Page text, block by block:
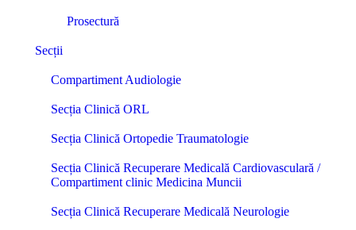
Prosectură
Secții
Compartiment Audiologie
Secția Clinică ORL
Secția Clinică Ortopedie Traumatologie
Secția Clinică Recuperare Medicală Cardiovasculară /
Compartiment clinic Medicina Muncii
Secția Clinică Recuperare Medicală Neurologie